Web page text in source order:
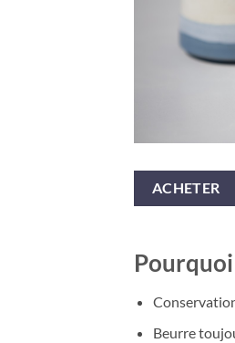
ACHETER
Beurre